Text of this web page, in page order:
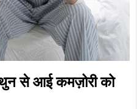
से आई कमज़ोरी को